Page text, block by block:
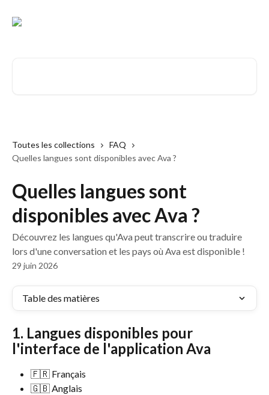
Toutes les collections
FAQ
Quelles langues sont disponibles avec Ava ?
Quelles langues sont
disponibles avec Ava ?
Découvrez les langues qu'Ava peut transcrire ou traduire
lors d'une conversation et les pays où Ava est disponible !
29 juin 2026
Table des matières
1. Langues disponibles pour
l'interface de l'application Ava
🇫🇷 Français
🇬🇧 Anglais